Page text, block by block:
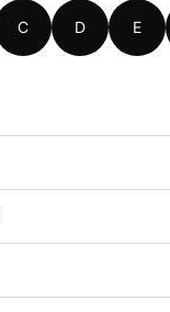
C D E